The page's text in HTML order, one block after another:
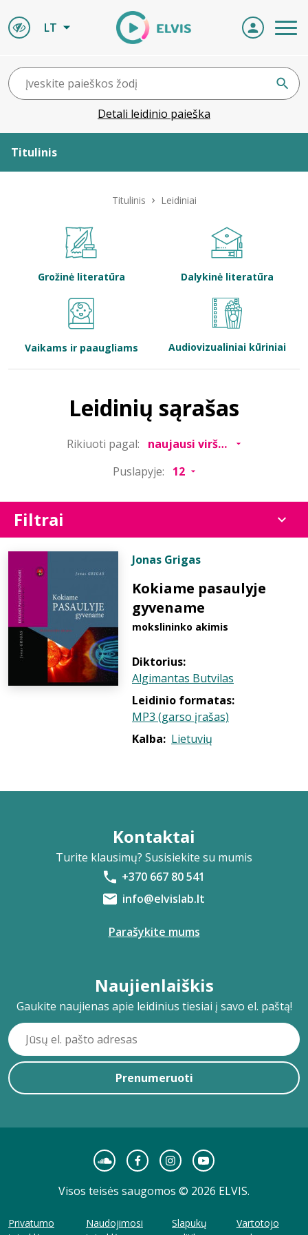
LT
Detali leidinio paieška
Titulinis
Bibliotekoms
Titulinis Leidiniai
Grožinė literatūra Dalykinė literatūra
Vaikams ir paaugliams Audiovizualiniai kūriniai
Leidinių sąrašas
Rikiuoti pagal:
Puslapyje:
Filtrai
Jonas Grigas
Kokiame pasaulyje
gyvename
mokslininko akimis
Diktorius:
Algimantas Butvilas
Leidinio formatas:
MP3 (garso įrašas)
Kalba: Lietuvių
Kontaktai
Turite klausimų? Susisiekite su mumis
+370 667 80 541
info@elvislab.lt
Parašykite mums
Naujienlaiškis
Gaukite naujienas apie leidinius tiesiai į savo el. paštą!
Prenumeruoti
Visos teisės saugomos © 2026 ELVIS.
Privatumo
Naudojimosi
Slapukų
Vartotojo